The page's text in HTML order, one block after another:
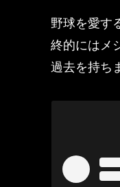
野球を愛す
終的にはメ
過去を持ち